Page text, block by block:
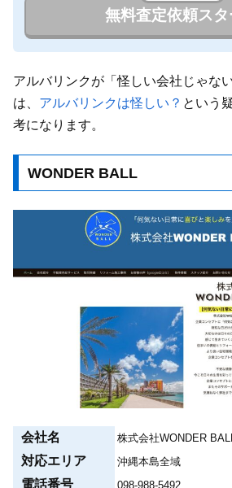
無料査定依頼スタ
アルバリンクが「怪しい会社じゃな
は、 アルバリンクは怪しい？ という
考になります。
WONDER BALL
会社名 株式会社WONDER
対応エリア 沖縄本島全域
電話番号 098-988-5492